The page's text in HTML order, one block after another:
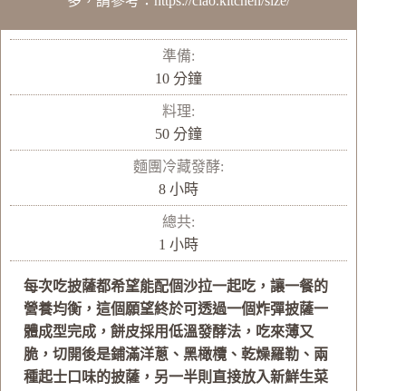
準備:
10分
鐘
分鐘
料理:
50分
鐘
分鐘
麵團冷藏發酵:
8小
時
小時
總共:
1 小
時
小時
每次吃披薩都希望能配個沙拉一起吃，讓一餐的
營養均衡，這個願望終於可透過一個炸彈披薩一
體成型完成，餅皮採用低溫發酵法，吃來薄又
脆，切開後是鋪滿洋蔥、黑橄欖、乾燥羅勒、兩
種起士口味的披薩，另一半則直接放入新鮮生菜